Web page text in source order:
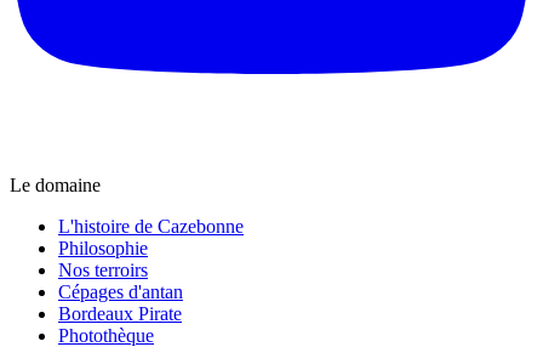
Le domaine
L'histoire de Cazebonne
Philosophie
Nos terroirs
Cépages d'antan
Bordeaux Pirate
Photothèque